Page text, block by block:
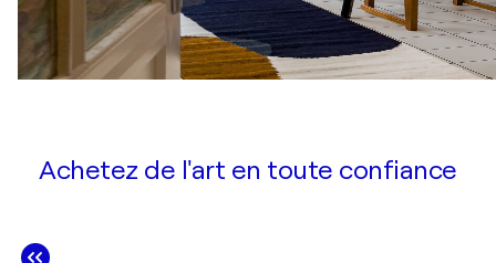
Achetez de l'art en toute confiance